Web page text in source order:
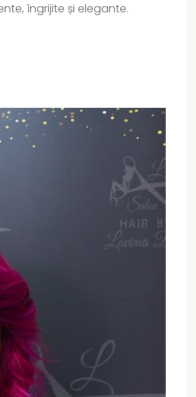
îngrijite și elegante.